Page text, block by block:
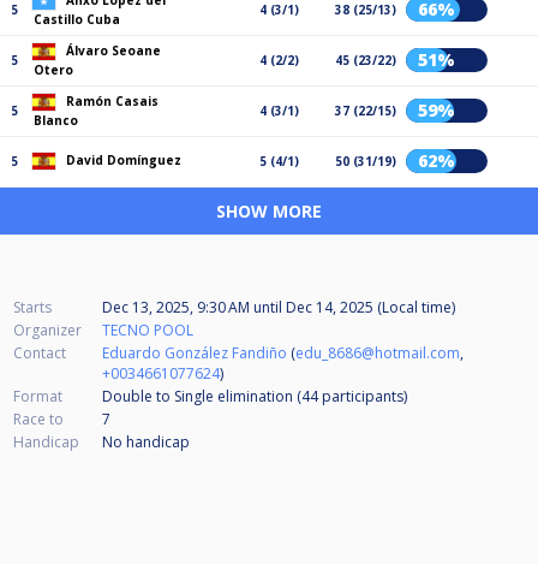
5
Castillo Cuba
4 (3/1) 38 (25/13) 66%
5
Álvaro Seoane
Otero
4 (2/2) 45 (23/22) 51%
5
Ramón Casais
Blanco
4 (3/1) 37 (22/15) 59%
5 David Domínguez 5 (4/1) 50 (31/19) 62%
SHOW MORE
Starts Dec 13, 2025, 9:30 AM until Dec 14, 2025 (Local time)
Organizer
TECNO POOL
Contact
Eduardo González Fandiño (edu_8686@hotmail.com,
+0034661077624)
Format
Double to Single elimination (44participants)
Race to
7
Handicap
No handicap